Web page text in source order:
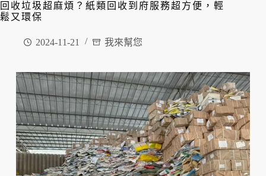
回收垃圾超麻煩？紙類回收到府服務超方便，輕
鬆又環保
2024-11-21 我來幫您